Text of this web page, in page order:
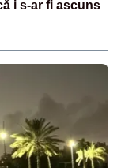
i s-ar fi ascuns